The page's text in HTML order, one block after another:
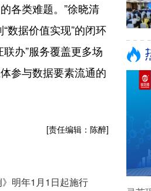
各类难题。”徐晓清
数据价值实现”的闭环
办”服务覆盖更多场
参与数据要素流通的
[责任编辑：陈醉]
》明年1月1日起施行